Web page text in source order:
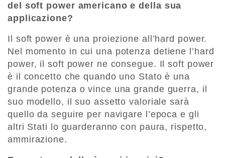
del soft power americano e della sua
applicazione?
Il soft power è una proiezione all’hard power.
Nel momento in cui una potenza detiene l’hard
power, il soft power ne consegue. Il soft power
è il concetto che quando uno Stato è una
grande potenza o vince una grande guerra, il
suo modello, il suo assetto valoriale sarà
quello da seguire per navigare l’epoca e gli
altri Stati lo guarderanno con paura, rispetto,
ammirazione.